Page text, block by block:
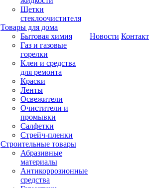
Щетки
стеклоочистителя
Товары для дома
Бытовая химия
Газ и газовые
горелки
Клеи и средства
для ремонта
Краски
Ленты
Освежители
Очистители и
промывки
Салфетки
Стрейч-пленки
Строительные товары
Абразивные
материалы
Антикоррозионные
средства
Новости